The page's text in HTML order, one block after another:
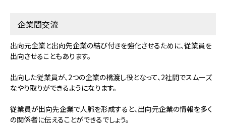
企業間交流
出向元企業と出向先企業の結び付きを強化させるために、従業員を
出向させることもあります。
出向した従業員が、2つの企業の橋渡し役となって、2社間でスムーズ
なやり取りができるようになります。
従業員が出向先企業で人脈を形成すると、出向元企業の情報を多く
の関係者に伝えることができるでしょう。